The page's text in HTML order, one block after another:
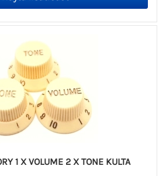
1 X VOLUME 2 X TONE KULTA